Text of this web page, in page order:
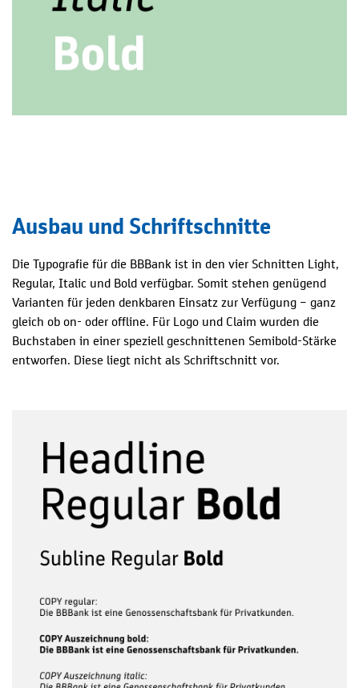
Ausbau und Schriftschnitte
Die Typografie für die BBBank ist in den vier Schnitten Light,
Regular, Italic und Bold verfügbar. Somit stehen genügend
Varianten für jeden denkbaren Einsatz zur Verfügung – ganz
gleich ob on- oder offline. Für Logo und Claim wurden die
Buchstaben in einer speziell geschnittenen Semibold-Stärke
entworfen. Diese liegt nicht als Schriftschnitt vor.